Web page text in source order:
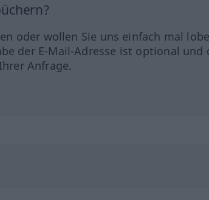
oder wollen Sie uns einfach mal
der E-Mail-Adresse ist optional und
Anfrage.